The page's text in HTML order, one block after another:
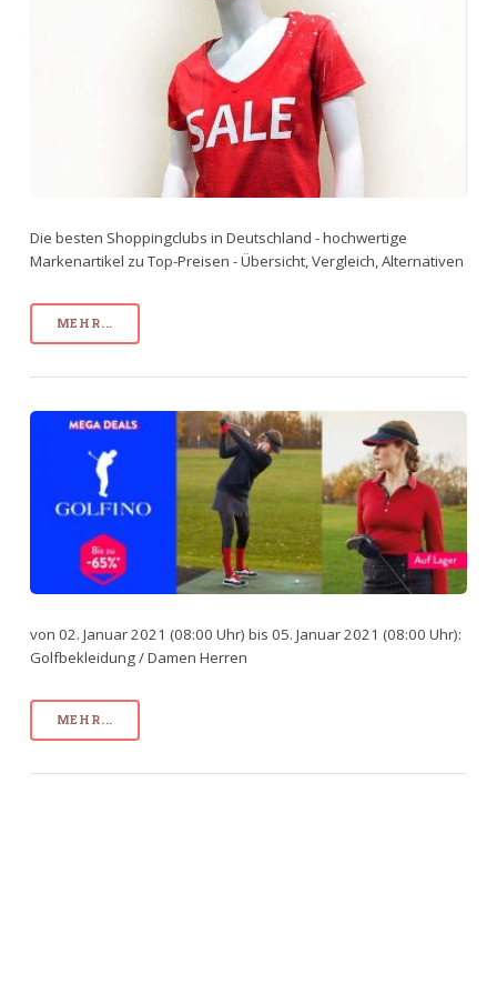
Die besten Shoppingclubs in Deutschland - hochwertige
Markenartikel zu Top-Preisen - Übersicht, Vergleich, Alternativen
MEHR...
von 02. Januar 2021 (08:00 Uhr) bis 05. Januar 2021 (08:00 Uhr):
Golfbekleidung / Damen Herren
MEHR...